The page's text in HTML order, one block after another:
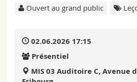
Formation continue
Lettres et sciences humaines
Sciences de l'éducation et de la
Sciences et médecine
Chercheurs
Collaborateurs
Bibliothèques
Webmail
Ouvert au grand public
02.06.2026 17:15
Présentiel
MIS 03 Auditoire C, Avenue